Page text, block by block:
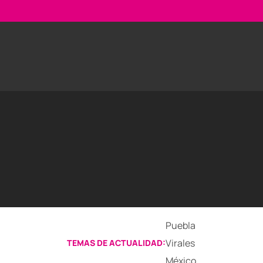
TEMAS DE ACTUALIDAD:
Puebla
Virales
México